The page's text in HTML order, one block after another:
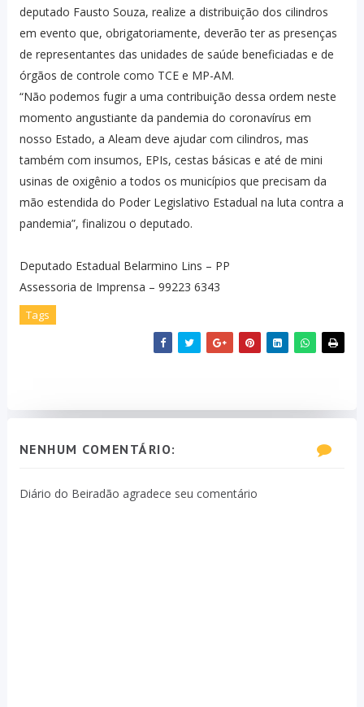
deputado Fausto Souza, realize a distribuição dos cilindros
em evento que, obrigatoriamente, deverão ter as presenças
de representantes das unidades de saúde beneficiadas e de
órgãos de controle como TCE e MP-AM.
“Não podemos fugir a uma contribuição dessa ordem neste
momento angustiante da pandemia do coronavírus em
nosso Estado, a Aleam deve ajudar com cilindros, mas
também com insumos, EPIs, cestas básicas e até de mini
usinas de oxigênio a todos os municípios que precisam da
mão estendida do Poder Legislativo Estadual na luta contra a
pandemia”, finalizou o deputado.
Deputado Estadual Belarmino Lins – PP
Assessoria de Imprensa – 99223 6343
Tags
NENHUM COMENTÁRIO:
Diário do Beiradão agradece seu comentário